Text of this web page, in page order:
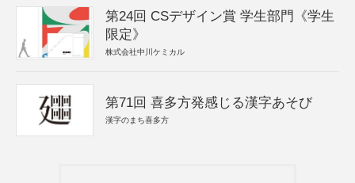
第24回 CSデザイン賞 学生部門《学生
限定》
株式会社中川ケミカル
第71回 喜多方発感じる漢字あそび
漢字のまち喜多方